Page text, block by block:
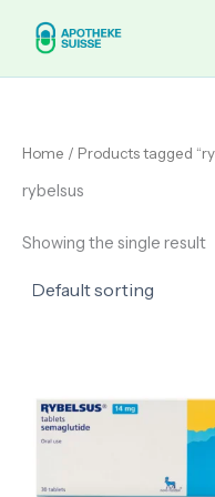
content
Home / Products tagged
rybelsus
Showing the single result
€ 160.00